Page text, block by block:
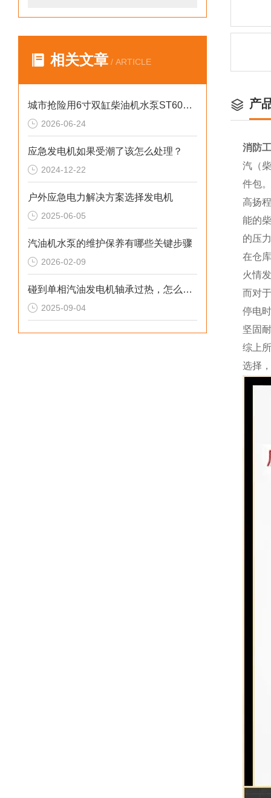
相关文章 / ARTICLE
城市抢险用6寸双缸柴油机水泵ST60DS产品介绍
2026-06-24
应急发电机如果受潮了该怎么处理？
2024-12-22
户外应急电力解决方案选择发电机
2025-06-05
汽油机水泵的维护保养有哪些关键步骤
2026-02-09
碰到单相汽油发电机轴承过热，怎么处理
2025-09-04
产
消防
汽（
件包。
高扬
能的
的压
在仓
火情
而对
停电
坚固
综上
选择